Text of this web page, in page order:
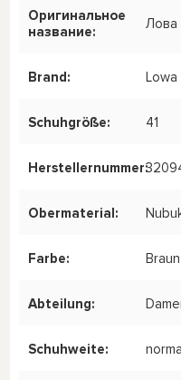
Оригинальное
название:
Лова
Brand: Lowa
Schuhgröße: 41
Herstellernummer:
Obermaterial:
Farbe: Braun
Abteilung:
Schuhweite: